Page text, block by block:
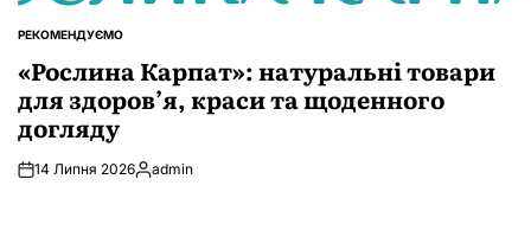
ОПУБЛІКУВАТИ
РЕКОМЕНДУЄМО
«Рослина Карпат»: натуральні товари
для здоров’я, краси та щоденного
догляду
14 Липня 2026Опубліковано
admin